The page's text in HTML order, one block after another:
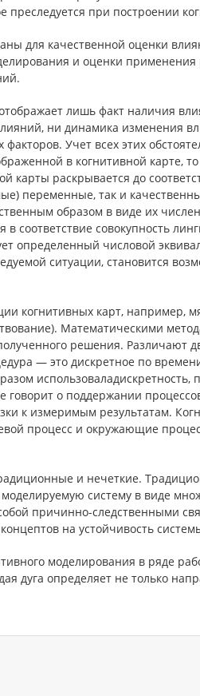
преследуется при построении
для качественной оценки
и оценки
лишь факт наличия
ни динамика изменения
Учет всех этих
в когнитивной карте,
карты раскрывается до
переменные, так и
образом в виде их
соответствие совокупность
определенный числовой
ситуации, становится
когнитивных карт, например,
Математическими
решения. Различают
— это дискретное по
о поддержании
к измеримым результатам.
процесс и окружающие
и нечеткие.
систему в виде
причинно-следственными
на устойчивость
моделирования в ряде
дуга определяет не только